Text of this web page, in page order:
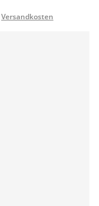
Versandkosten